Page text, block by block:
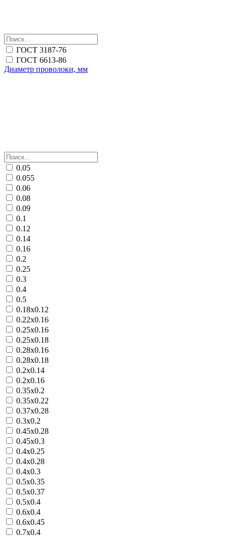
ГОСТ 3187-76
ГОСТ 6613-86
Диаметр проволоки, мм
0.05
0.055
0.06
0.08
0.09
0.1
0.12
0.14
0.16
0.2
0.25
0.3
0.4
0.5
0.18х0.12
0.22х0.16
0.25х0.16
0.25х0.18
0.28х0.16
0.28х0.18
0.2х0.14
0.2х0.16
0.35х0.2
0.35х0.22
0.37х0.28
0.3х0.2
0.45х0.28
0.45х0.3
0.4х0.25
0.4х0.28
0.4х0.3
0.5х0.35
0.5х0.37
0.5х0.4
0.6х0.4
0.6х0.45
0.7х0.4